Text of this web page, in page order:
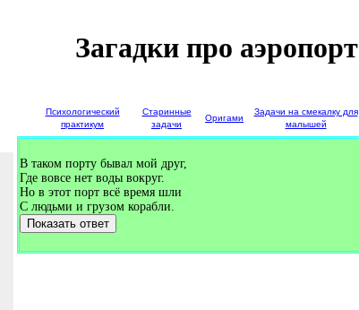
Загадки про аэропорт
Психологический
практикум
Старинные
задачи
Оригами
Задачи на смекалку для
малышей
В таком порту бывал мой друг,
Где вовсе нет воды вокруг.
Но в этот порт всё время шли
С людьми и грузом корабли.
Показать ответ